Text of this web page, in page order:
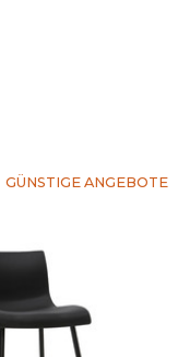
GÜNSTIGE ANGEBOTE